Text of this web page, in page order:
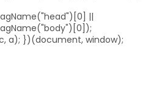
||
a); })(document, window);